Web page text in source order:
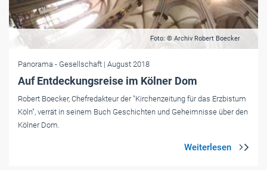
Foto: © Archiv Robert Boecker
Panorama - Gesellschaft | August 2018
Auf Entdeckungsreise im Kölner Dom
Robert Boecker, Chefredakteur der "Kirchenzeitung für das Erzbistum
Köln", verrät in seinem Buch Geschichten und Geheimnisse über den
Kölner Dom.